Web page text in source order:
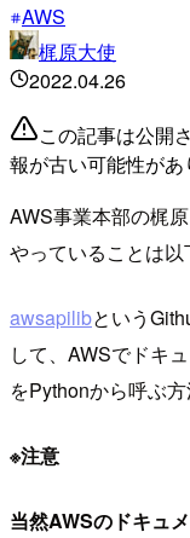
AWS
梶原大使
2022.04.26
この記事は公開
報が古い可能性があ
AWS事業本部の梶
やっていることは以
awsapilibという
して、AWSでドキ
をPythonから呼ぶ方
※注意
当然AWSのドキュ